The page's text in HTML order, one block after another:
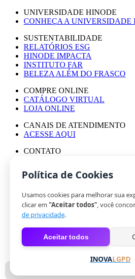
UNIVERSIDADE HINODE
CONHEÇA A UNIVERSIDADE
SUSTENTABILIDADE
RELATÓRIOS ESG
HINODE IMPACTA
INSTITUTO FAR
BELEZA ALÉM DO FRASCO
COMPRE ONLINE
CATÁLOGO VIRTUAL
LOJA ONLINE
CANAIS DE ATENDIMENTO
ACESSE AQUI
CONTATO
© HINODE GROUP 2024
|
CÓDIGO DE ÉTICA
|
POLÍTICA DE PRIVACIDADE
|
Política de Cookies
Usamos cookies para melhorar sua
clicar em "Aceitar todos", você
de privacidade.
Aceitar todos
INOVALGPD